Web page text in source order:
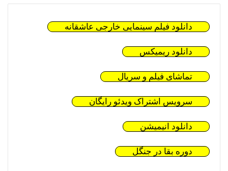
دانلود فیلم سینمایی خارجی عاشقانه
دانلود ریمیکس
تماشای فیلم و سریال
سرویس اشتراک ویدئو رایگان
دانلود انیمیشن
دوره بقا در جنگل